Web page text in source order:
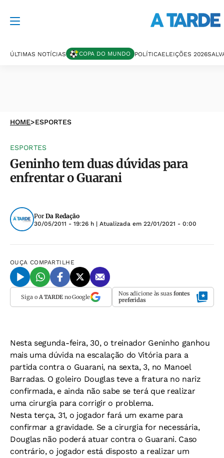
ÚLTIMAS NOTÍCIAS COPA DO MUNDO POLÍTICAELEIÇÕES 2026
HOME>ESPORTES
ESPORTES
Geninho tem duas dúvidas para
enfrentar o Guarani
Por Da Redação
30/05/2011 - 19:26 h | Atualizada em 22/01/2021 - 0:00
OUÇA COMPARTILHE
Siga o A TARDEno Google Nos adicione às suas fontes
preferidas
Nesta segunda-feira, 30, o treinador Geninho ganhou
mais uma dúvida na escalação do Vitória para a
partida contra o Guarani, na sexta, 3, no Manoel
Barradas. O goleiro Douglas teve a fratura no nariz
confirmada, e ainda não sabe se terá que realizar
uma cirurgia para corrigir o problema.
Nesta terça, 31, o jogador fará um exame para
confirmar a gravidade. Se a cirurgia for necessária,
Douglas não poderá atuar contra o Guarani. Caso
contrário, o jogador está disposto a realizar um